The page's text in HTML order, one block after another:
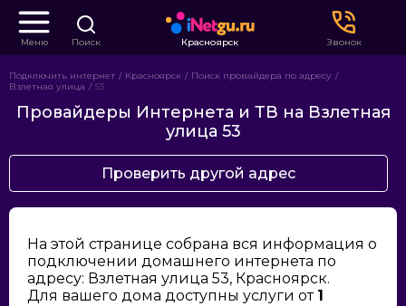
Меню Поиск Красноярск Звонок
Подключить интернет Красноярск
Поиск провайдера по адресу
Взлетная улица
53
Провайдеры Интернета и ТВ на Взлетная
улица 53
Проверить другой адрес
На этой странице собрана вся информация о
подключении домашнего интернета по
адресу: Взлетная улица 53, Красноярск.
Для вашего дома доступны услуги от 1